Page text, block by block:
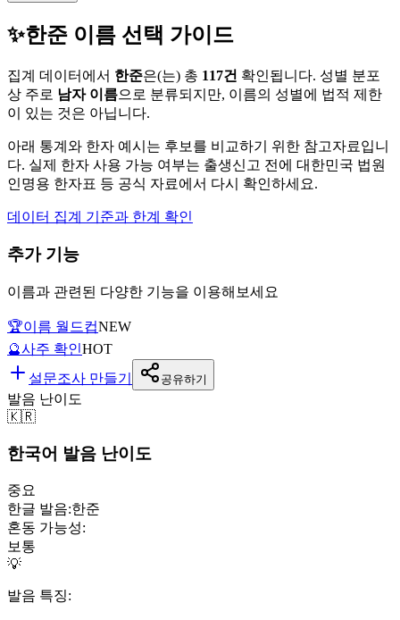
✨한준 이름 선택 가이드
집계 데이터에서 한준은(는) 총 117건 확인됩니다. 성별 분포
상 주로 남자이름으로 분류되지만, 이름의 성별에 법적 제한
이 있는 것은 아닙니다.
아래 통계와 한자 예시는 후보를 비교하기 위한 참고자료입니
다. 실제 한자 사용 가능 여부는 출생신고 전에 대한민국 법원
인명용 한자표 등 공식 자료에서 다시 확인하세요.
데이터 집계 기준과 한계 확인
추가 기능
이름과 관련된 다양한 기능을 이용해보세요
🏆이름 월드컵NEW
🔮사주 확인HOT
설문조사 만들기
공유하기
발음 난이도
🇰🇷
한국어 발음 난이도
중요
한글 발음:한준
혼동 가능성:
보통
💡
발음 특징: